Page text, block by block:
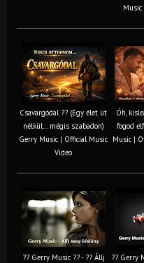
Music
Csavargódal ?? (Egy élet út
nélkül… mégis szabadon)
Gerry Music | Official Music
Video
Óh,
fogod
Music |
?? Gerry Music ?? - ?? Állj
?? Gerry